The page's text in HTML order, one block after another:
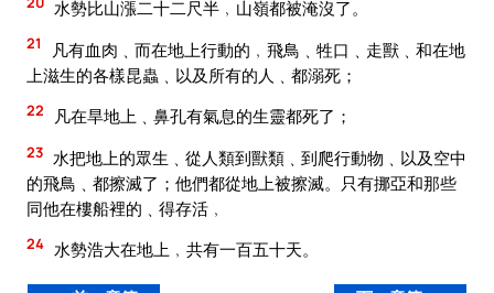
水勢比山漲二十二尺半﹐山嶺都被淹沒了。
21
凡有血肉﹑而在地上行動的﹐飛鳥﹑牲口﹑走獸﹑和在地
上滋生的各樣昆蟲﹑以及所有的人﹑都溺死；
22 凡在旱地上﹑鼻孔有氣息的生靈都死了；
23 水把地上的眾生﹑從人類到獸類﹑到爬行動物﹑以及空中
的飛鳥﹑都擦滅了；他們都從地上被擦滅。只有挪亞和那些
同他在樓船裡的﹑得存活﹐
24 水勢浩大在地上﹐共有一百五十天。